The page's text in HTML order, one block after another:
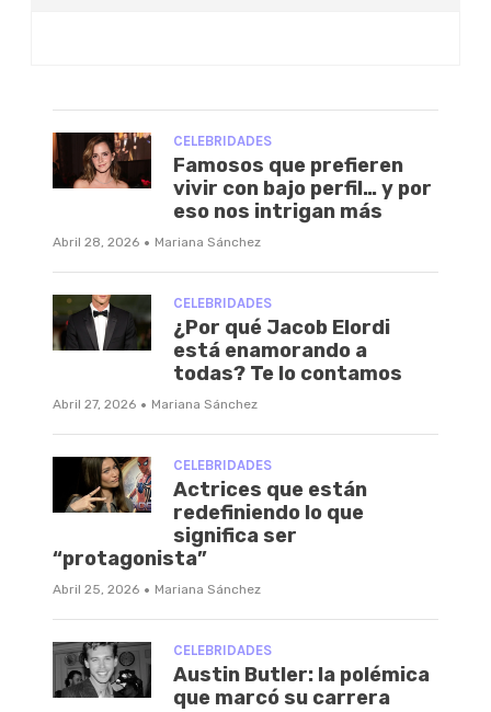
CELEBRIDADES
Famosos que prefieren
vivir con bajo perfil… y por
eso nos intrigan más
Abril 28, 2026 · Mariana Sánchez
CELEBRIDADES
¿Por qué Jacob Elordi
está enamorando a
todas? Te lo contamos
Abril 27, 2026 · Mariana Sánchez
CELEBRIDADES
Actrices que están
redefiniendo lo que
significa ser
“protagonista”
Abril 25, 2026 · Mariana Sánchez
CELEBRIDADES
Austin Butler: la polémica
que marcó su carrera